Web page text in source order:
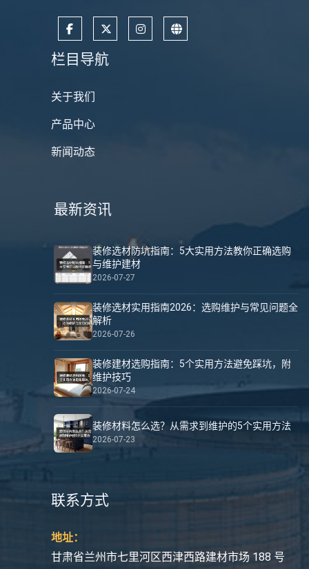
栏目导航
关于我们
产品中心
新闻动态
最新资讯
装修选材防坑指南：5大实用方法教你正确选购
与维护建材
2026-07-27
装修选材实用指南2026：选购维护与常见问题全
解析
2026-07-26
装修建材选购指南：5个实用方法避免踩坑，附
维护技巧
2026-07-24
装修材料怎么选？从需求到维护的5个实用方法
2026-07-23
联系方式
地址：
甘肃省兰州市七里河区西津西路建材市场 188 号